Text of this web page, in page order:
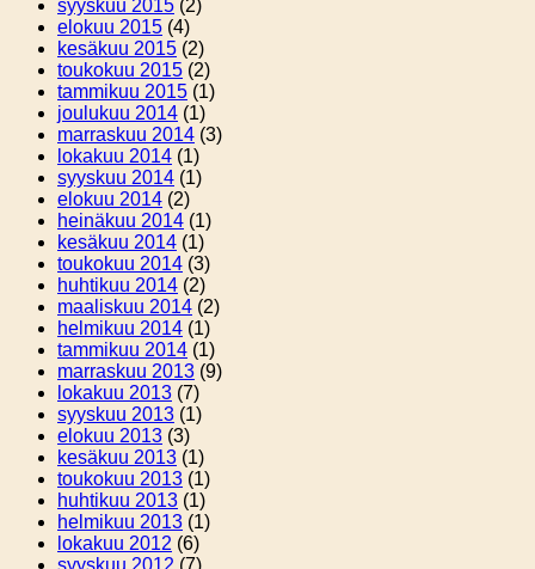
syyskuu 2015 (2)
elokuu 2015 (4)
kesäkuu 2015 (2)
toukokuu 2015 (2)
tammikuu 2015 (1)
joulukuu 2014 (1)
marraskuu 2014 (3)
lokakuu 2014 (1)
syyskuu 2014 (1)
elokuu 2014 (2)
heinäkuu 2014 (1)
kesäkuu 2014 (1)
toukokuu 2014 (3)
huhtikuu 2014 (2)
maaliskuu 2014 (2)
helmikuu 2014 (1)
tammikuu 2014 (1)
marraskuu 2013 (9)
lokakuu 2013 (7)
syyskuu 2013 (1)
elokuu 2013 (3)
kesäkuu 2013 (1)
toukokuu 2013 (1)
huhtikuu 2013 (1)
helmikuu 2013 (1)
lokakuu 2012 (6)
syyskuu 2012 (7)